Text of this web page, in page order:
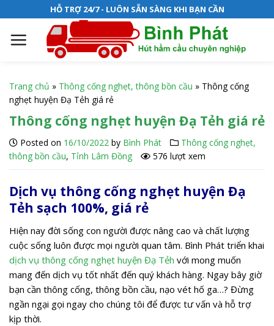
k
HỖ TRỢ 24/7 - LUÔN SẴN SÀNG KHI BẠN CẦN
Trang chủ » Thông cống nghẹt, thông bồn cầu » Thông cống
nghẹt huyện Đạ Tẻh giá rẻ
Thông cống nghẹt huyện Đạ Tẻh giá rẻ
Posted on 16/10/2022 by Bình Phát
Thông cống nghẹt,
thông bồn cầu, Tỉnh Lâm Đồng 576 lượt xem
Dịch vụ thông cống nghẹt huyện Đạ
Tẻh sạch 100%, giá rẻ
Hiện nay đời sống con người được nâng cao và chất lượng
cuộc sống luôn được mọi người quan tâm. Bình Phát triển khai
dịch vụ thông cống nghẹt huyện Đạ Tẻh với mong muốn
mang đến dịch vụ tốt nhất đến quý khách hàng. Ngay bây giờ
bạn cần thông cống, thông bồn cầu, nạo vét hố ga…? Đừng
ngần ngại gọi ngay cho chúng tôi để được tư vấn và hỗ trợ
kịp thời.